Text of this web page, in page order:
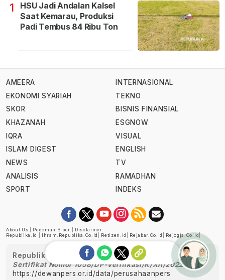
1
HSU Jadi Andalan Kalsel
Saat Kemarau, Produksi
Padi Tembus 84 Ribu Ton
AMEERA
EKONOMI SYARIAH
SKOR
KHAZANAH
IQRA
ISLAM DIGEST
NEWS
ANALISIS
SPORT
INTERNASIONAL
TEKNO
BISNIS FINANSIAL
ESGNOW
VISUAL
ENGLISH
TV
RAMADHAN
INDEKS
About Us Pedoman Siber
Disclaimer
Republika.id
Ihram.republika.co.id Retizen.id Rejabar.co.id Rejogja.co.id
Republika telah diverifikasi oleh Dewan Pers
Sertifikat Nomor 1058/DP-Verifikasi/K/XII/2022
https://dewanpers.or.id/data/perusahaanpers
Ask me!